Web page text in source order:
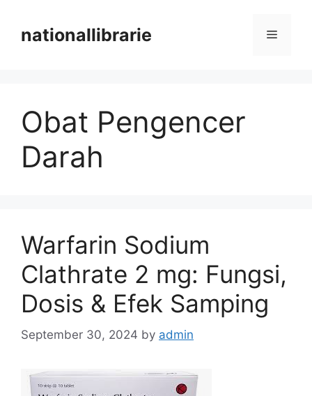
contentnationallibrarie Menu
Obat Pengencer
Darah
Warfarin Sodium
Clathrate 2 mg: Fungsi,
Dosis & Efek Samping
September 30, 2024 by admin